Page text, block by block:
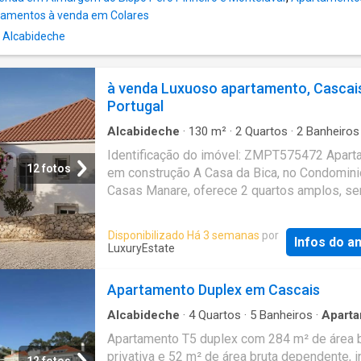
à venda em Colares
12 fotos
à venda Luxuoso apartamento,
Portugal
Alcabideche · 130 m² · 2 Quartos · 2 Banheiros
Apartamento
Identificação do imóvel: ZMPT575472
em construção A Casa da Bica, no
Casas Manare, oferece 2 quartos amplos,
privativo conta com 1 jacuzzi integrado. Este
apartamento combina conforto, privacidade e
segurança, ideal para quem procura
ao seu novo começo Características do
Cozinha equipada - 2 Quartos, sendo 1
suite - Sala - 2 Casas de banho - Espaço
com Jacuzzi - 1 lugar de estacionamento 3
Disponibilizado Há 3 semanas por
LuxuryEstate
Infos do
Apartamento Duplex em Cascais
Alcabideche · 4Quartos · 5 Banheiros ·
Apartamento T5 duplex com 284 m² de área
privativa e 52 m² de área bruta dependente,